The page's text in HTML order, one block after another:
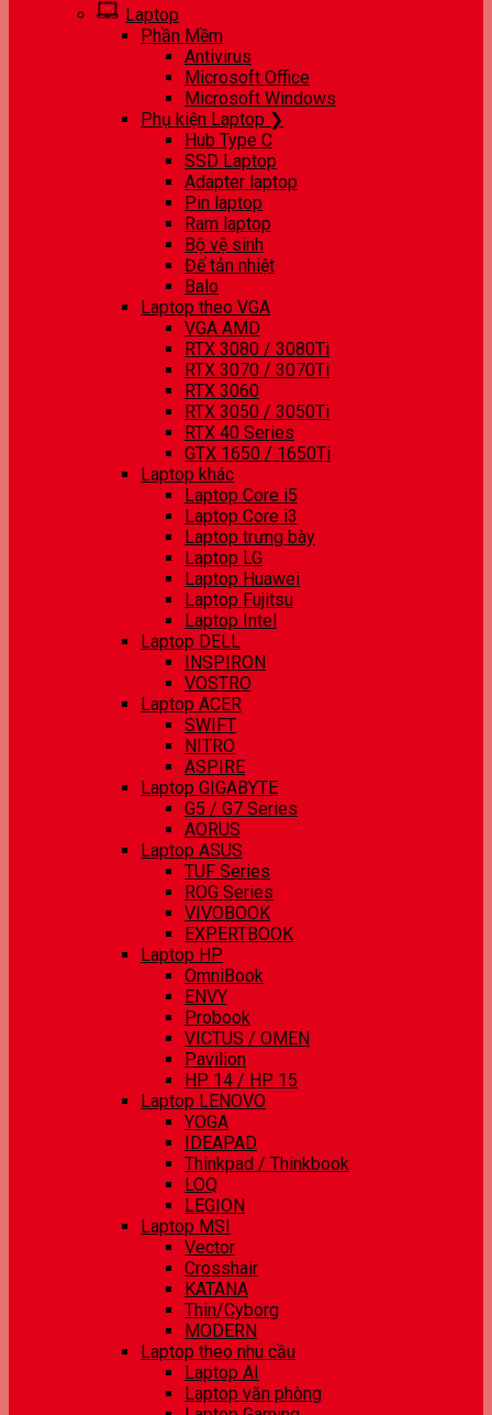
Laptop
Phần Mềm
Antivirus
Microsoft Office
Microsoft Windows
Phụ kiện Laptop ❯
Hub Type C
SSD Laptop
Adapter laptop
Pin laptop
Ram laptop
Bộ vệ sinh
Đế tản nhiệt
Balo
Laptop theo VGA
VGA AMD
RTX 3080 / 3080Ti
RTX 3070 / 3070Ti
RTX 3060
RTX 3050 / 3050Ti
RTX 40 Series
GTX 1650 / 1650Ti
Laptop khác
Laptop Core i5
Laptop Core i3
Laptop trưng bày
Laptop LG
Laptop Huawei
Laptop Fujitsu
Laptop Intel
Laptop DELL
INSPIRON
VOSTRO
Laptop ACER
SWIFT
NITRO
ASPIRE
Laptop GIGABYTE
G5 / G7 Series
AORUS
Laptop ASUS
TUF Series
ROG Series
VIVOBOOK
EXPERTBOOK
Laptop HP
OmniBook
ENVY
Probook
VICTUS / OMEN
Pavilion
HP 14 / HP 15
Laptop LENOVO
YOGA
IDEAPAD
Thinkpad / Thinkbook
LOQ
LEGION
Laptop MSI
Vector
Crosshair
KATANA
Thin/Cyborg
MODERN
Laptop theo nhu cầu
Laptop AI
Laptop văn phòng